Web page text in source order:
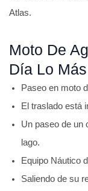
Atlas.
Moto De
Día Lo
Paseo en moto
El traslado está
Un paseo de un
lago.
Equipo Náutico
Saliendo de su